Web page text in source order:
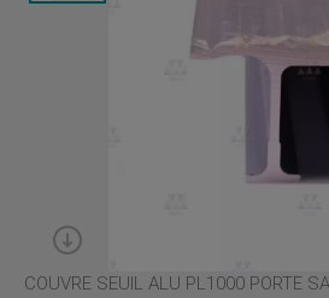
COUVRE SEUIL ALU PL1000 PORTE